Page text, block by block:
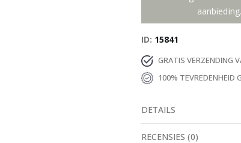
ID 15841
GRATIS VERZENDING
100% TEVREDENHEID
DETAILS
RECENSIES (0)